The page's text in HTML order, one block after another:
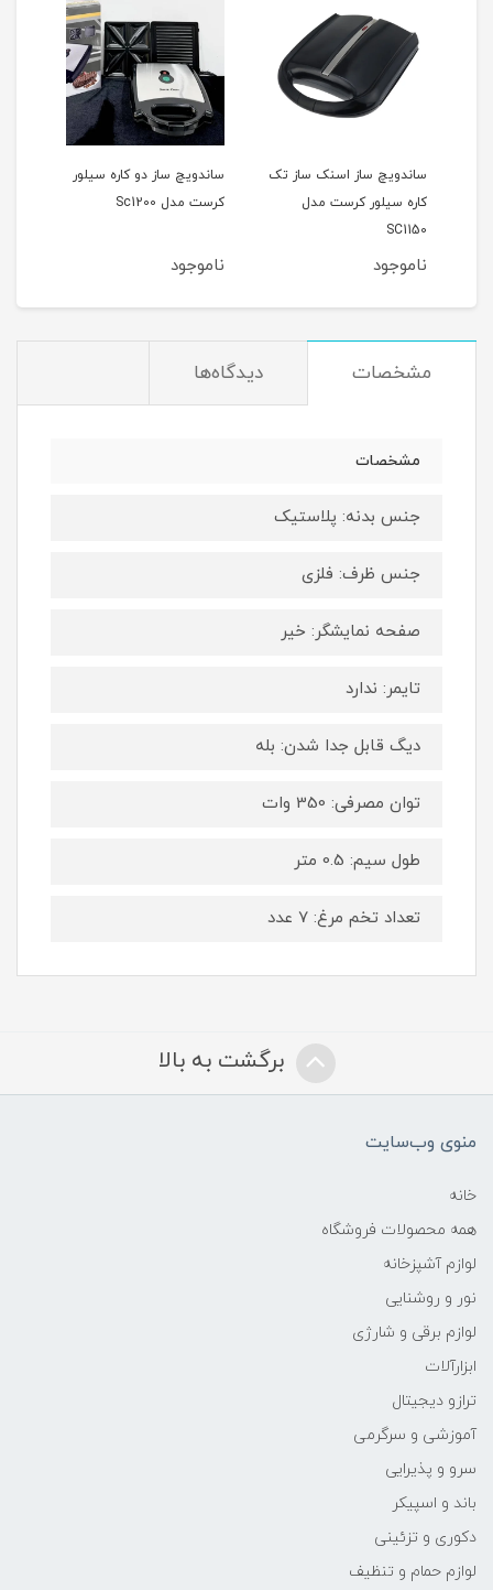
ساندویچ ساز اسنک ساز تک
کاره سیلور کرست مدل
SC1150
ناموجود
ساندویچ ساز دو کاره سیلور
کرست مدل Sc1200
ناموجود
مشخصات دیدگاه‌ها
مشخصات
جنس بدنه: پلاستیک
جنس ظرف: فلزی
صفحه نمایشگر: خیر
تایمر: ندارد
دیگ قابل جدا شدن: بله
توان مصرفی: 350 وات
طول سیم: 0.5 متر
تعداد تخم مرغ: 7 عدد
برگشت به بالا
منوی وب‌سایت
خانه
همه محصولات فروشگاه
لوازم آشپزخانه
نور و روشنایی
لوازم برقی و شارژی
ابزارآلات
ترازو دیجیتال
آموزشی و سرگرمی
سرو و پذیرایی
باند و اسپیکر
دکوری و تزئینی
لوازم حمام و تنظیف